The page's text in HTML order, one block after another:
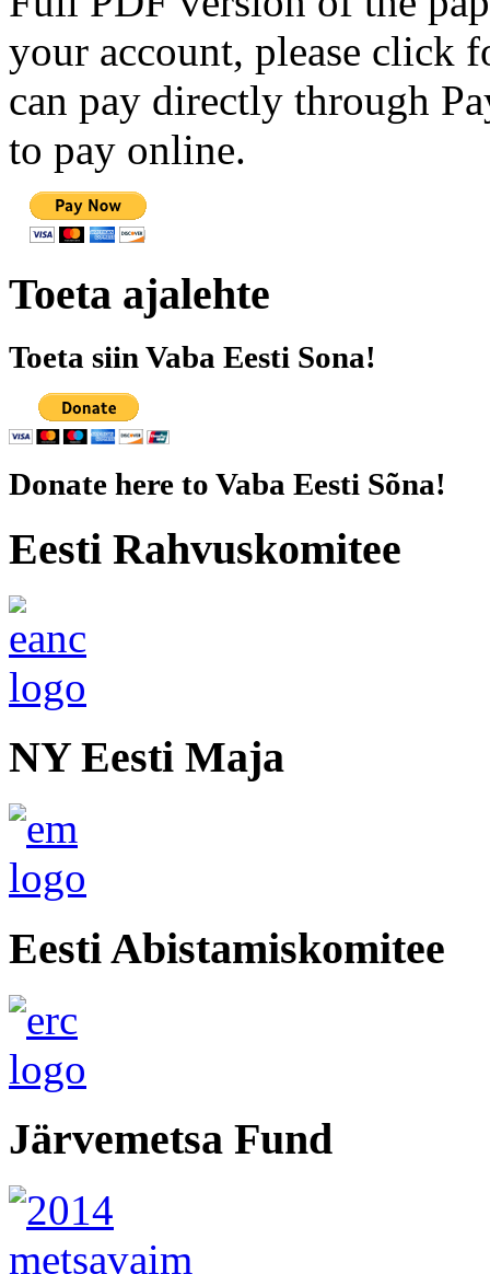
your account, please click
can pay directly through
to pay online.
Toeta ajalehte
Toeta siin Vaba Eesti Sona!
Donate here to Vaba Eesti Sõna!
Eesti Rahvuskomitee
NY Eesti Maja
Eesti Abistamiskomitee
Järvemetsa Fund